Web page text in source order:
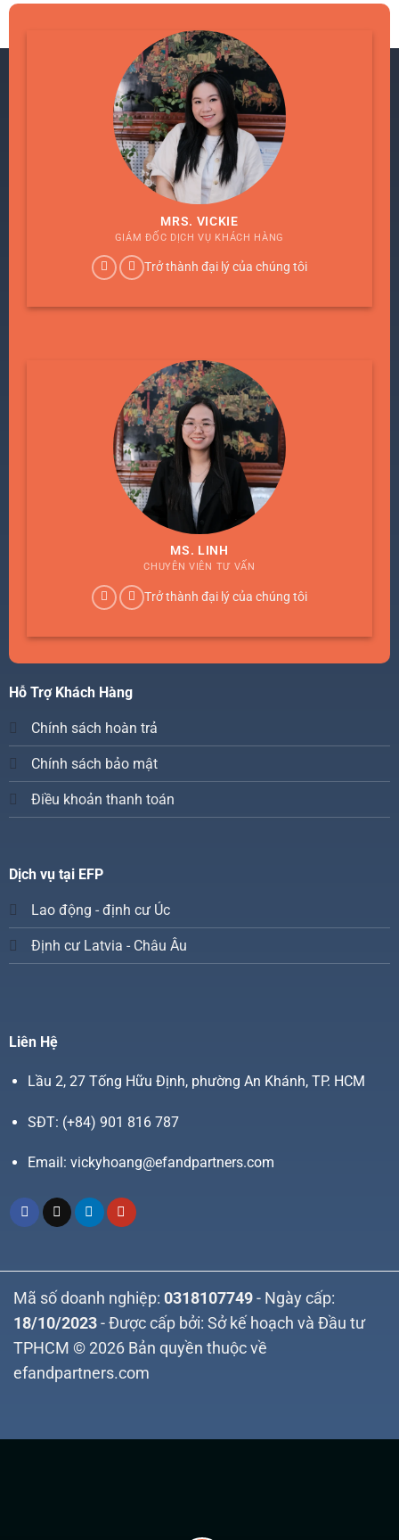
MRS. VICKIE
GIÁM ĐỐC DỊCH VỤ KHÁCH HÀNG
Trở thành đại lý của chúng tôi
MS. LINH
CHUYÊN VIÊN TƯ VẤN
Trở thành đại lý của chúng tôi
Hỗ Trợ Khách Hàng
Chính sách hoàn trả
Chính sách bảo mật
Điều khoản thanh toán
Dịch vụ tại EFP
Lao động - định cư Úc
Định cư Latvia - Châu Âu
Liên Hệ
Lầu 2, 27 Tống Hữu Định, phường An Khánh, TP. HCM
SĐT: (+84) 901 816 787
Email: vickyhoang@efandpartners.com
Mã số doanh nghiệp: 0318107749 - Ngày cấp:
18/10/2023 - Được cấp bởi: Sở kế hoạch và Đầu tư
TPHCM © 2026 Bản quyền thuộc về
efandpartners.com